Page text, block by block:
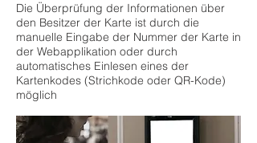
Die Überprüfung der Informationen über
den Besitzer der Karte ist durch die
manuelle Eingabe der Nummer der Karte in
der Webapplikation oder durch
automatisches Einlesen eines der
Kartenkodes (Strichkode oder QR-Kode)
möglich